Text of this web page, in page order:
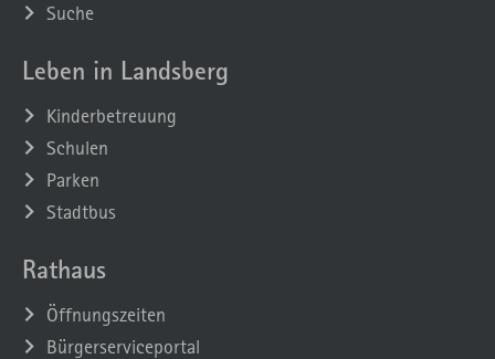
Suche
Leben in Landsberg
Kinderbetreuung
Schulen
Parken
Stadtbus
Rathaus
Öffnungszeiten
Bürgerserviceportal